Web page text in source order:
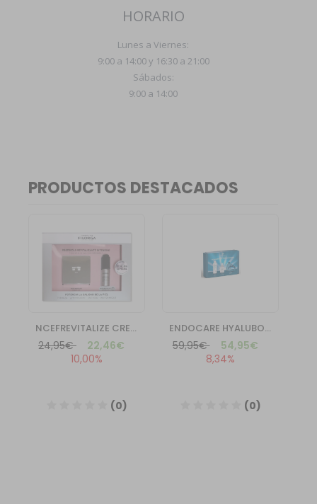
HORARIO
Lunes a Viernes:
9:00 a 14:00 y 16:30 a 21:00
Sábados:
9:00 a 14:00